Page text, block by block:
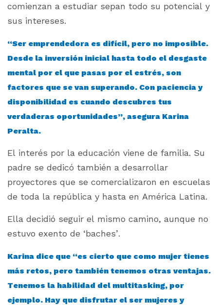
comienzan a estudiar sepan todo su potencial y
sus intereses.
“Ser emprendedora es difícil, pero no imposible.
Desde la inversión inicial hasta todo el desgaste
mental por el que pasas por el estrés, son
factores que se van superando. Con paciencia y
disponibilidad es cuando descubres tus
verdaderas oportunidades”, asegura Karina
Peralta.
El interés por la educación viene de familia. Su
padre se dedicó también a desarrollar
proyectores que se comercializaron en escuelas
de toda la república y hasta en América Latina.
Ella decidió seguir el mismo camino, aunque no
estuvo exento de ‘baches’.
Karina dice que “es cierto que como mujer tienes
más retos, pero también tenemos otras ventajas.
Tenemos la habilidad del multitasking, por
ejemplo. Hay que disfrutar el ser mujeres y